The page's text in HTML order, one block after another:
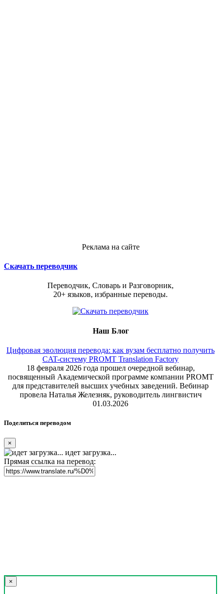
Реклама на сайте
Скачать переводчик
Переводчик, Словарь и Разговорник,
20+ языков, избранные переводы.
Наш Блог
Цифровая эволюция перевода: как вузам бесплатно получить
CAT-систему PROMT Translation Factory
18 февраля 2026 года прошел очередной вебинар,
посвященный Академической программе компании PROMT
для представителей высших учебных заведений. Вебинар
провела Наталья Железняк, руководитель лингвистич
01.03.2026
Поделиться переводом
×
идет загрузка...
Прямая ссылка на перевод:
×